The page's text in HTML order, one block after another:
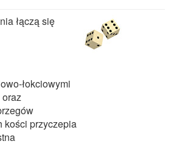
łączą się
łokciowymi
kości przyczepia